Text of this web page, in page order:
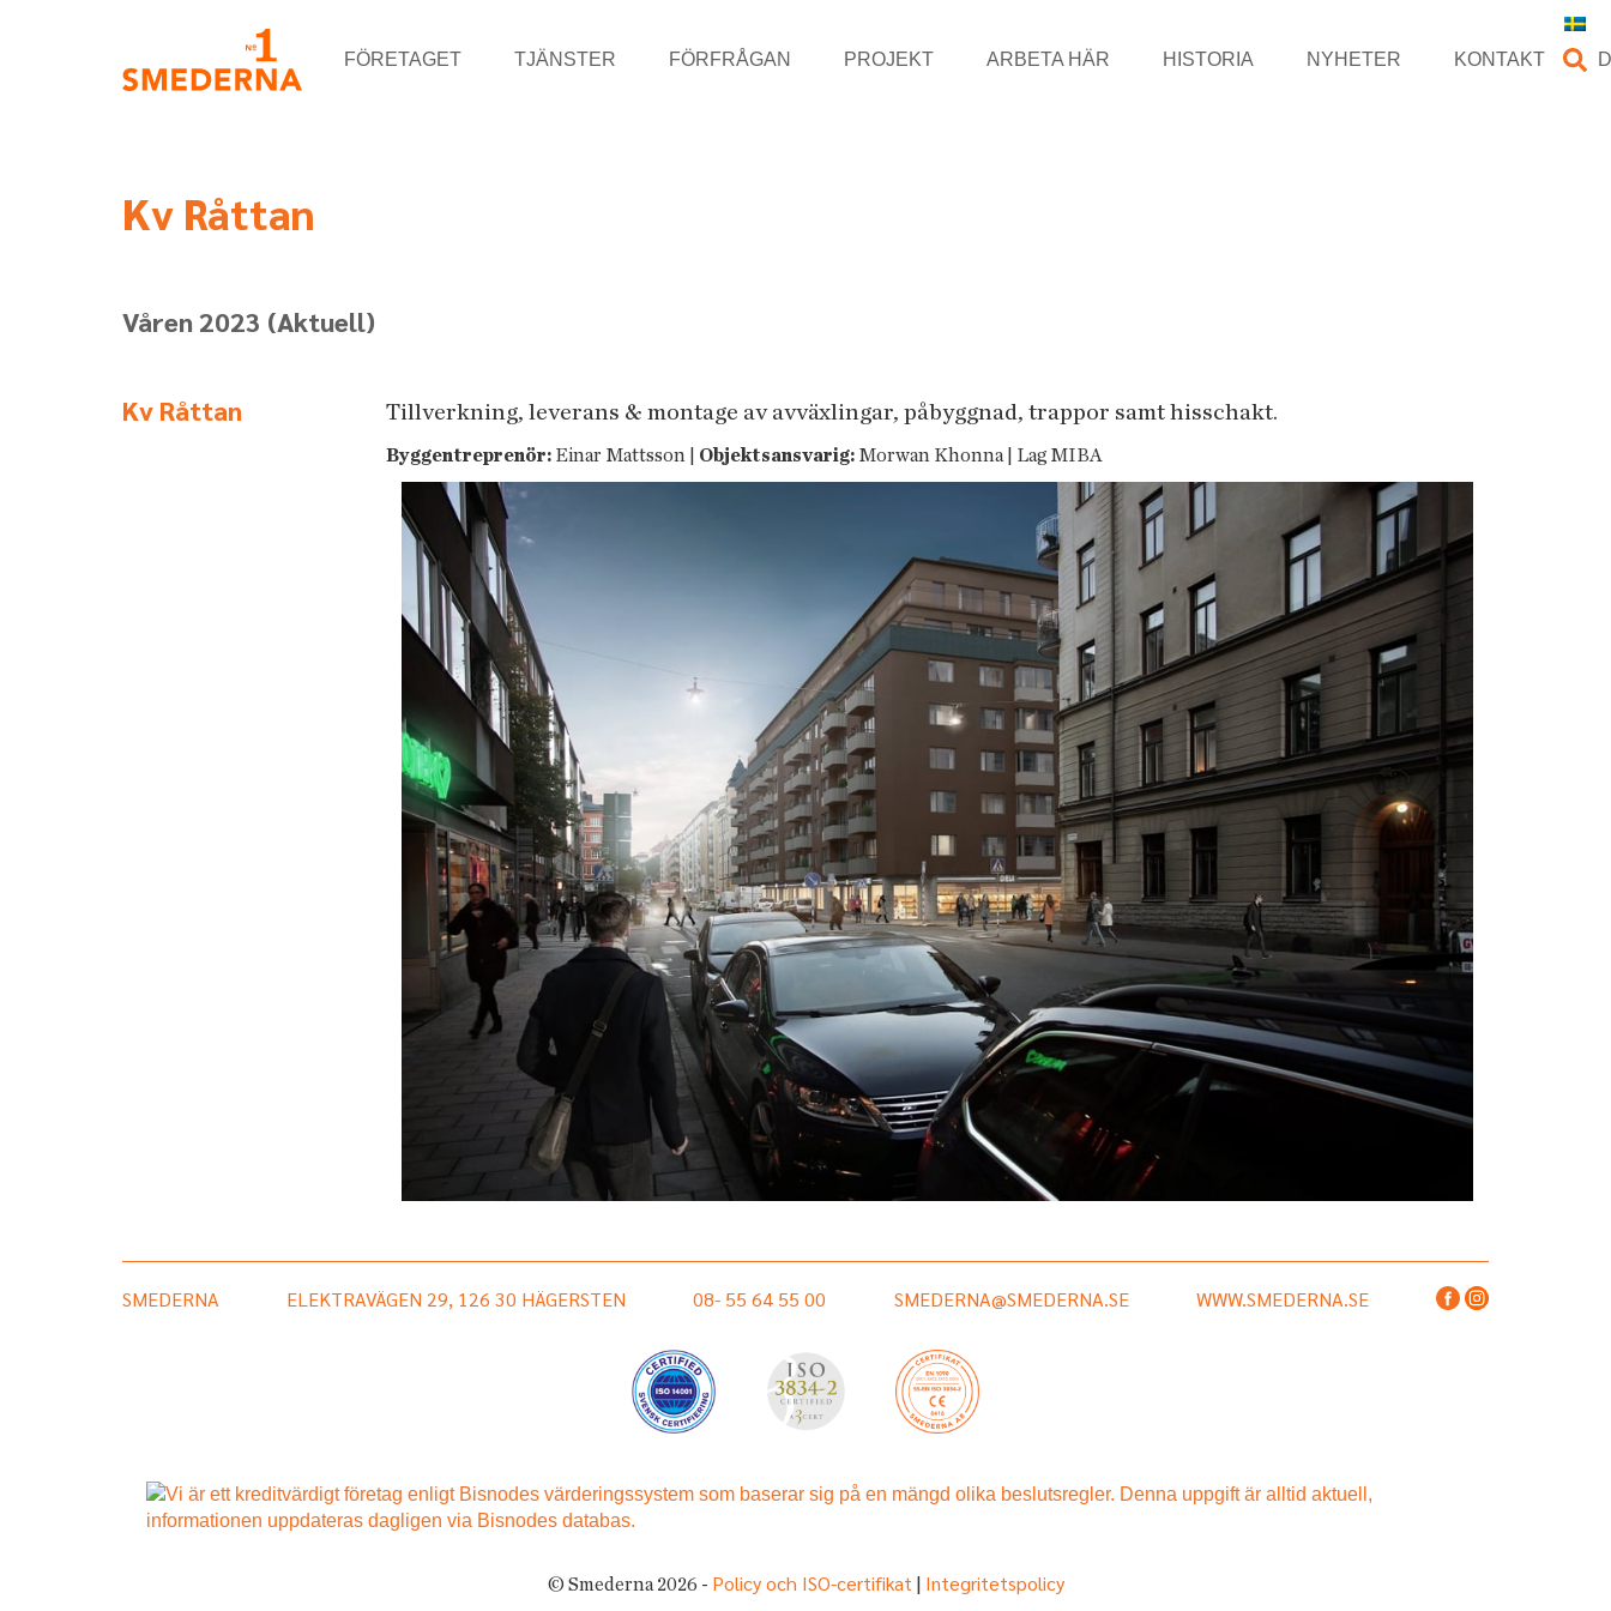
FÖRETAGET TJÄNSTER FÖRFRÅGAN PROJEKT ARBETA HÄR HISTORIA NYHETER KONTAKT
Kv Råttan
Våren 2023 (Aktuell)
Kv Råttan Tillverkning, leverans & montage av avväxlingar, påbyggnad, trappor samt hisschakt.
Byggentreprenör: Einar Mattsson | Objektsansvarig: Morwan Khonna | Lag MIBA
SMEDERNA ELEKTRAVÄGEN 29, 126 30 HÄGERSTEN 08- 55 64 55 00 SMEDERNA@SMEDERNA.SE WWW.SMEDERNA.SE
© Smederna 2026 - Policy och ISO-certifikat Integritetspolicy